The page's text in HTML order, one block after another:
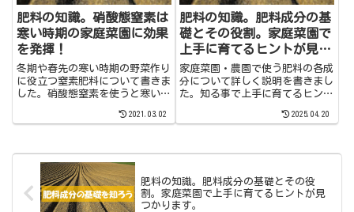
肥料の知識。硝酸態窒素は
寒い時期の家庭菜園に効果
を発揮！
冬期や春先の寒い時期の野菜作り
に役立つ窒素肥料について書きま
した。硝酸態窒素を使うと寒い時
2021.03.02
肥料の知識。肥料成分の基
礎とその役割。家庭菜園で
上手に育てるヒントが見つ
かります。
家庭菜園・農園で使う肥料の各成
分について詳しく説明を書きまし
た。知る事で上手に育てるヒント
白い使い方など専門的な事にも触
2025.04.20
肥料の知識。肥料成分の基礎とその役
割。家庭菜園で上手に育てるヒントが見
つかります。